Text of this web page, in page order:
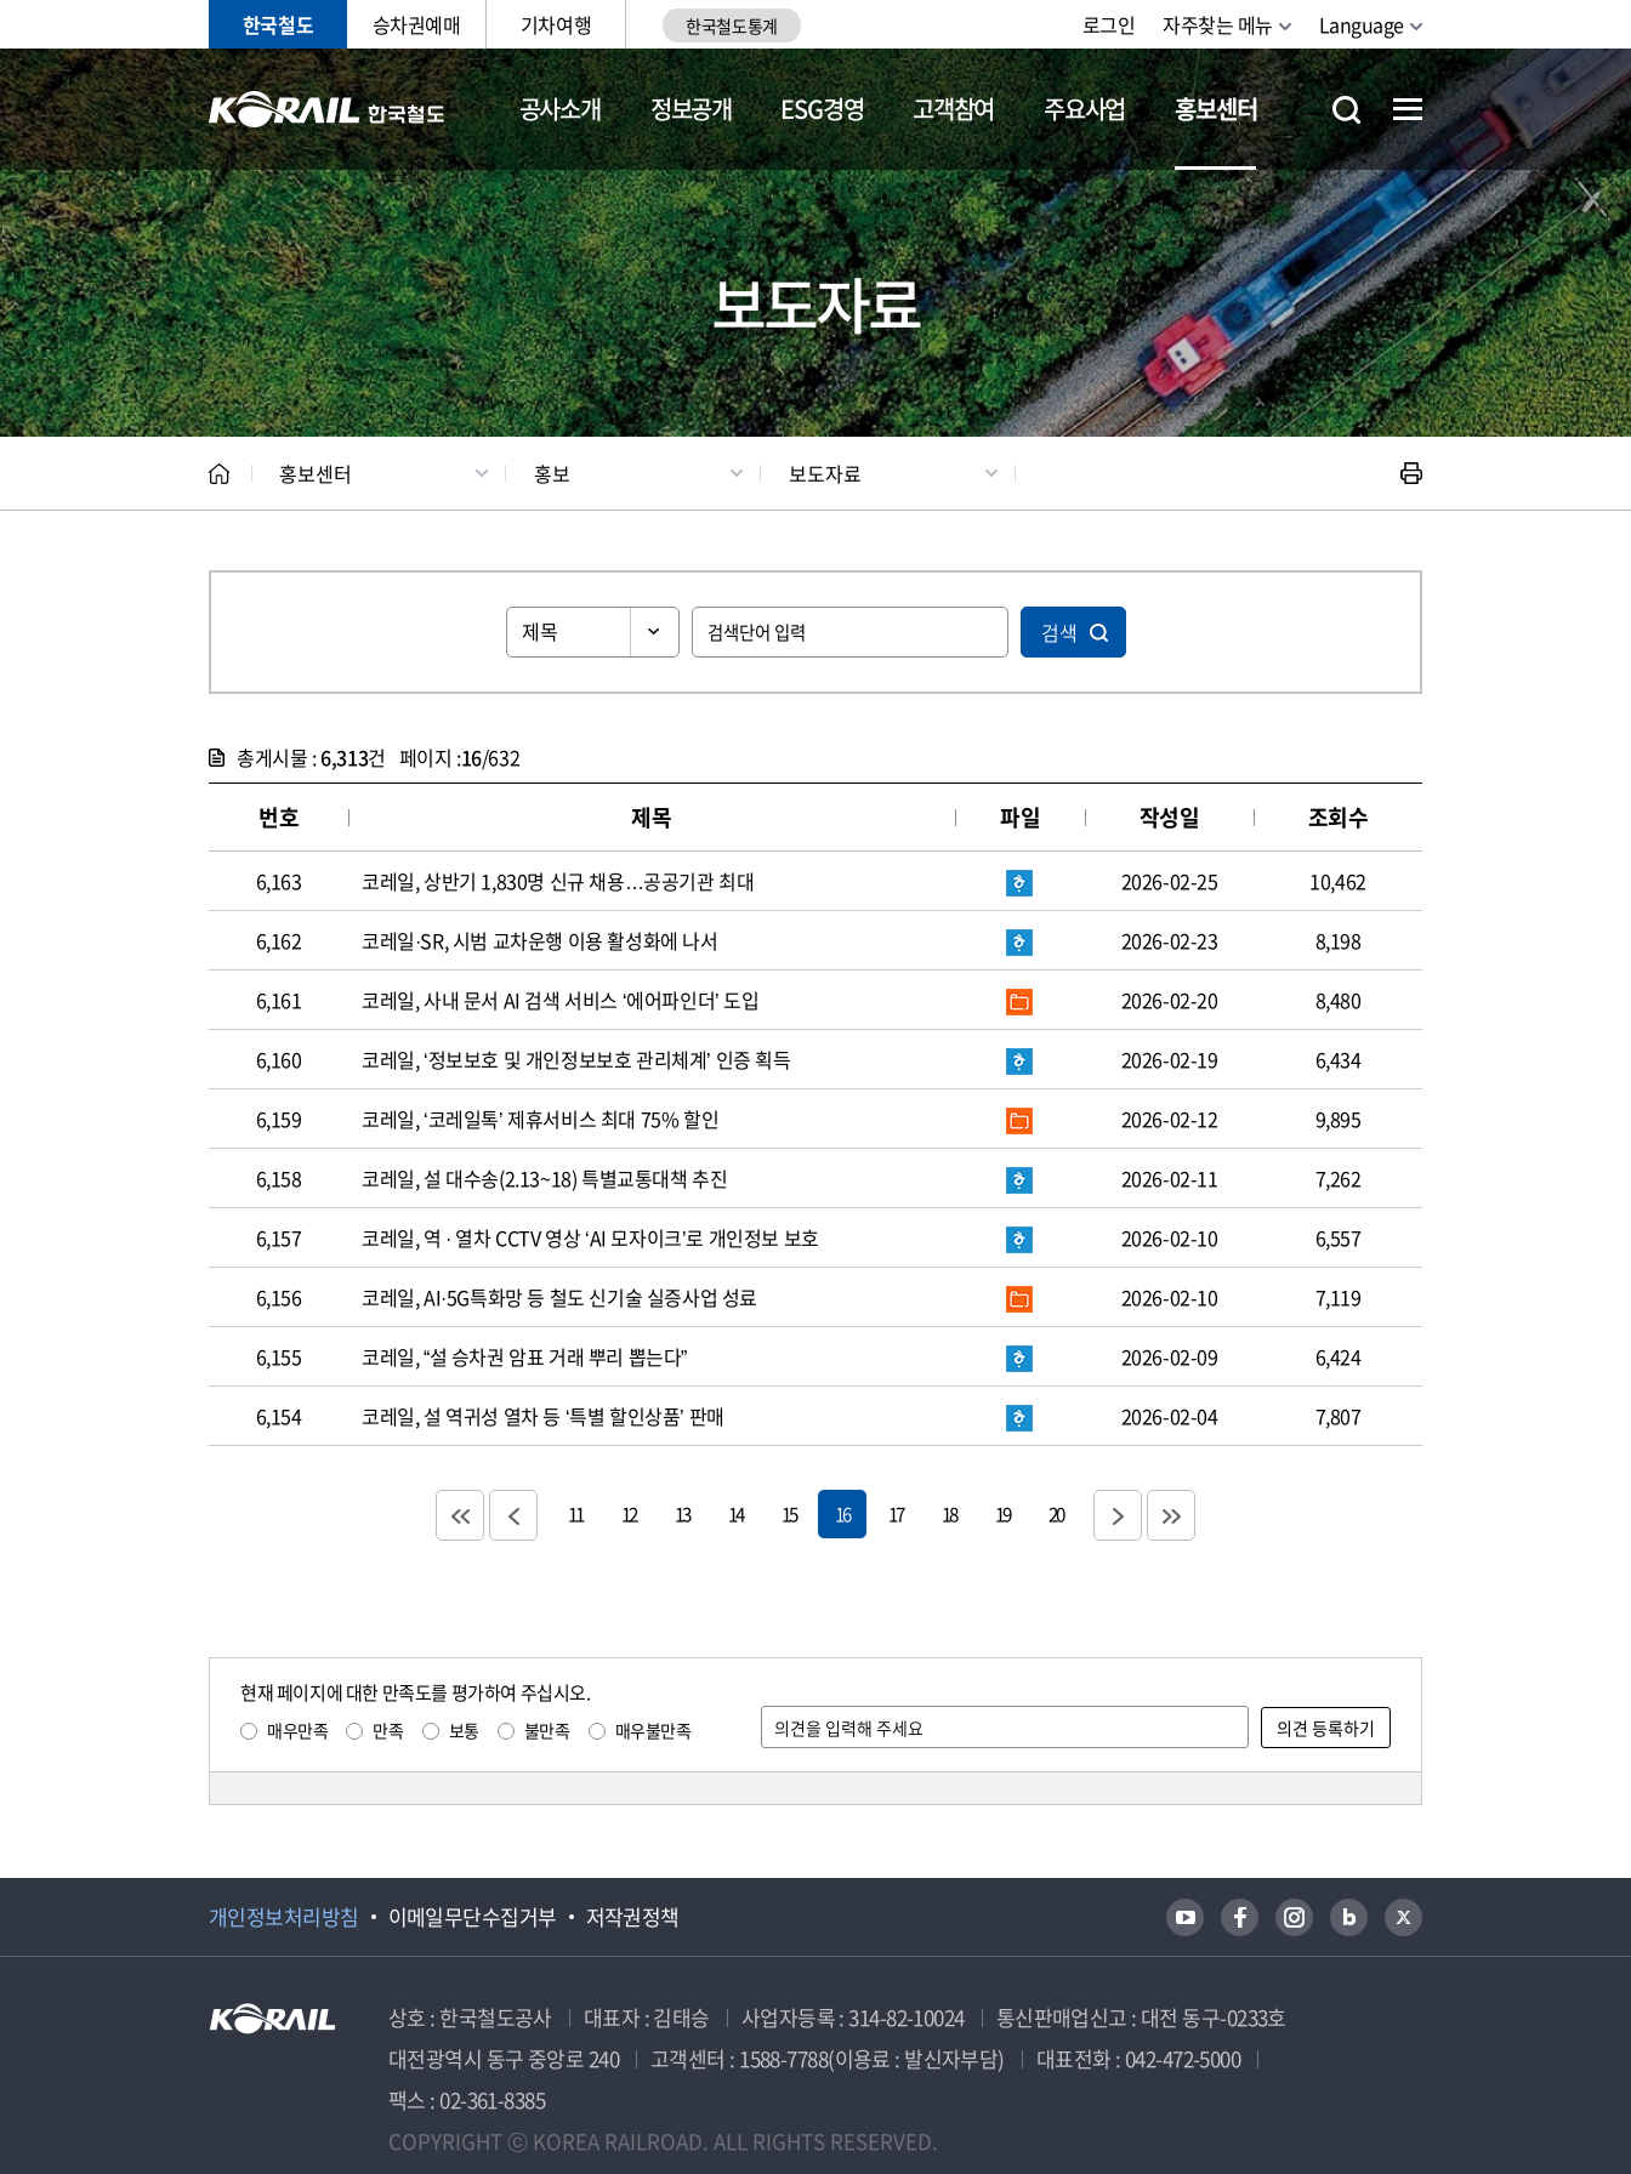
한국철도 승차권예매 기차여행 한국철도통계 로그인 자주찾는 메뉴 Language
공사소개 정보공개 ESG경영 고객참여 주요사업 홍보센터
홍보 문화사업 갤러리 기차소개 철도체험
보도자료
홍보센터 홍보 보도자료
검색
총게시물 :6,313건 페이지 :16/632
번호 제목 파일 작성일 조회수
6,163 코레일, 상반기 1,830명 신규 채용…공공기관 최대 2026-02-25 10,462
6,162 코레일·SR, 시범 교차운행 이용 활성화에 나서 2026-02-23 8,198
6,161 코레일, 사내 문서 AI 검색 서비스 ‘에어파인더’ 도입 2026-02-20 8,480
6,160 코레일, ‘정보보호 및 개인정보보호 관리체계’ 인증 획득 2026-02-19 6,434
6,159 코레일, ‘코레일톡’ 제휴서비스 최대 75% 할인 2026-02-12 9,895
6,158 코레일, 설 대수송(2.13~18) 특별교통대책 추진 2026-02-11 7,262
6,157 코레일, 역 · 열차 CCTV 영상 ‘AI 모자이크’로 개인정보 보호 2026-02-10 6,557
6,156 코레일, AI·5G특화망 등 철도 신기술 실증사업 성료 2026-02-10 7,119
6,155 코레일, “설 승차권 암표 거래 뿌리 뽑는다” 2026-02-09 6,424
6,154 코레일, 설 역귀성 열차 등 ‘특별 할인상품’ 판매 2026-02-04 7,807
11 12 13 14 15 16 17 18 19 20
현재 페이지에 대한 만족도를 평가하여 주십시오.
매우만족 만족 보통 불만족 매우불만족
개인정보처리방침 이메일무단수집거부 저작권정책
상호 : 한국철도공사 대표자 : 김태승 사업자등록 : 314-82-10024
통신판매업신고 : 대전 동구-0233호
대전광역시 동구 중앙로 240
고객센터 : 1588-7788(이용료 : 발신자부담)
대표전화 : 042-472-5000
팩스 : 02-361-8385
COPYRIGHT ⓒ KOREA RAILROAD. ALL RIGHTS RESERVED.